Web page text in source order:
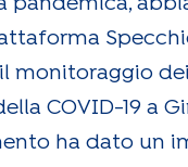
pandemica,
monitoraggio
COVID-19 a
ha dato un